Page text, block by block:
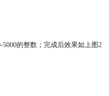
的整数；完成后效果如上图2